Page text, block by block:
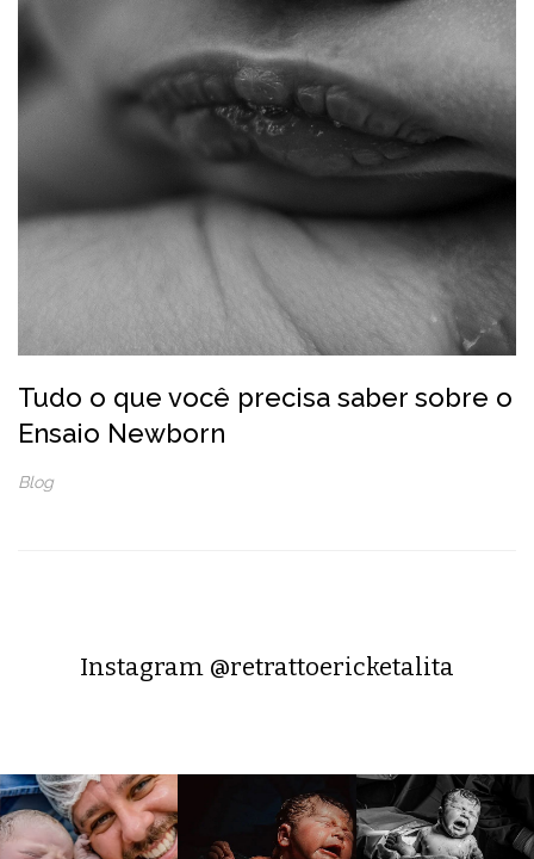
Tudo o que você precisa saber sobre o
Ensaio Newborn
Blog
Instagram @retrattoericketalita